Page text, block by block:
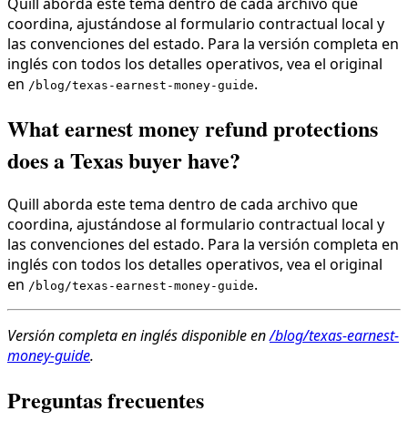
coordina, ajustándose al formulario contractual local y
las convenciones del estado. Para la versión completa en
inglés con todos los detalles operativos, vea el original
en /blog/texas-earnest-money-guide.
What earnest money refund protections
does a Texas buyer have?
Quill aborda este tema dentro de cada archivo que
coordina, ajustándose al formulario contractual local y
las convenciones del estado. Para la versión completa en
inglés con todos los detalles operativos, vea el original
en /blog/texas-earnest-money-guide.
Versión completa en inglés disponible en/blog/texas-earnest-
money-guide.
Preguntas frecuentes